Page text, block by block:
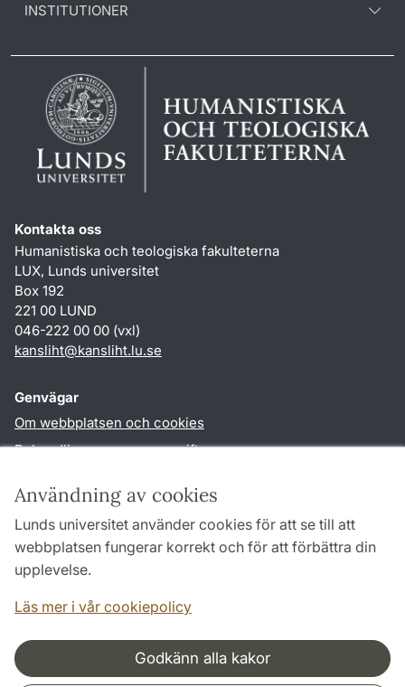
Användning av cookies
Lunds universitet använder cookies för att se till att
webbplatsen fungerar korrekt och för att förbättra din
upplevelse.
Läs mer i vår cookiepolicy
Godkänn alla kakor
INSTITUTIONER
Kontakta oss
Humanistiska och teologiska fakulteterna
LUX, Lunds universitet
Box 192
221 00 LUND
046-222 00 00 (vxl)
kansliht@kansliht.lu.se
Genvägar
Om webbplatsen och cookies
Behandling av personuppgifter
TYPO3-login
Följ oss i sociala medier
Samarbeten och nätverk